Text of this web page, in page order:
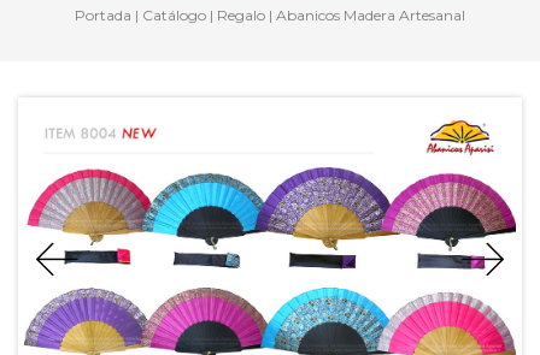
Portada | Catálogo | Regalo | Abanicos Madera Artesanal